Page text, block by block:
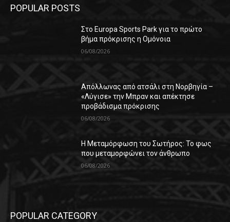
POPULAR POSTS
Στο Europa Sports Park για το πρώτο
βήμα πρόκρισης η Ομόνοια
06/08/2026
Απόλλωνας από ατσάλι στη Νορβηγία –
«Λύγισε» την Μπραν και απέκτησε
προβάδισμα πρόκρισης
06/08/2026
Η Μεταμόρφωση του Σωτήρος: Το φως
που μεταμορφώνει τον άνθρωπο
06/08/2026
POPULAR CATEGORY